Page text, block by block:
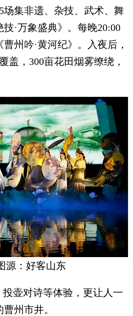
场集非遗、杂技、武术、舞
·万象盛典》。每晚20:00
州吟·黄河纪》。入夜后，
盖，300亩花田烟雾缭绕，
源：好客山东
壶对诗等体验，更让人一
州市井。